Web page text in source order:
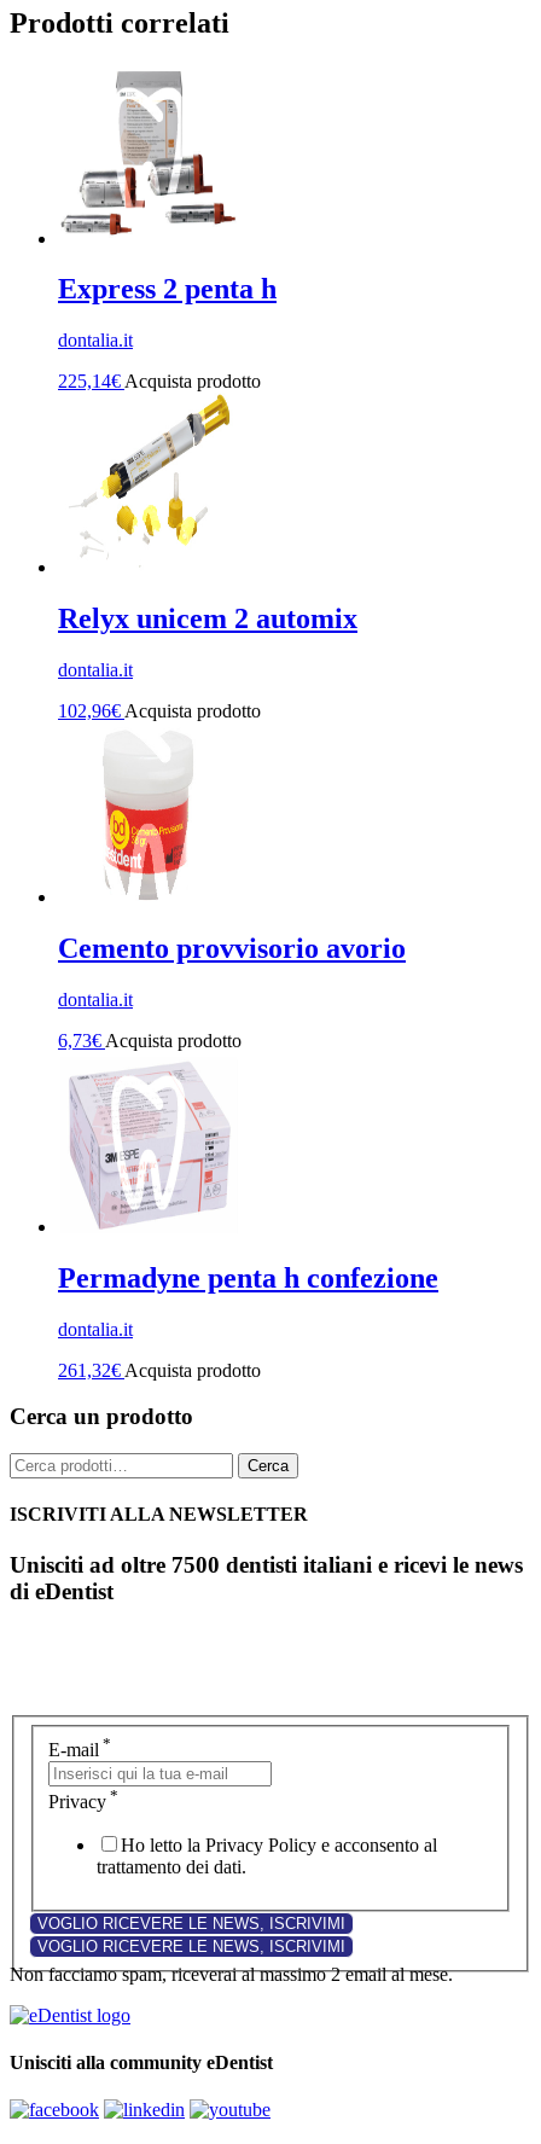
Prodotti correlati
Express 2 penta h
dontalia.it
225,14€ Acquista prodotto
Relyx unicem 2 automix
dontalia.it
102,96€ Acquista prodotto
Cemento provvisorio avorio
dontalia.it
6,73€ Acquista prodotto
Permadyne penta h confezione
dontalia.it
261,32€ Acquista prodotto
Cerca un prodotto
Cerca: Cerca
ISCRIVITI ALLA NEWSLETTER
Unisciti ad oltre 7500 dentisti italiani e ricevi le news
di eDentist
E-mail *
Privacy *
Ho letto la Privacy Policy e acconsento al
trattamento dei dati.
Non facciamo spam, riceverai al massimo 2 email al mese.
Unisciti alla community eDentist